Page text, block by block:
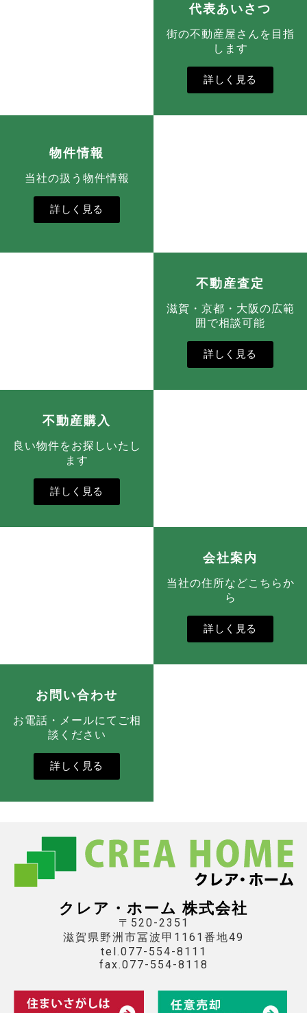
代表あいさつ
街の不動産屋さんを目指
します
詳しく見る
物件情報
当社の扱う物件情報
詳しく見る
不動産査定
滋賀・京都・大阪の広範
囲で相談可能
詳しく見る
不動産購入
良い物件をお探しいたし
ます
詳しく見る
会社案内
当社の住所などこちらか
ら
詳しく見る
お問い合わせ
お電話・メールにてご相
談ください
詳しく見る
クレア・ホーム 株式会社
〒520-2351
滋賀県野洲市冨波甲1161番地49
tel.077-554-8111
fax.077-554-8118